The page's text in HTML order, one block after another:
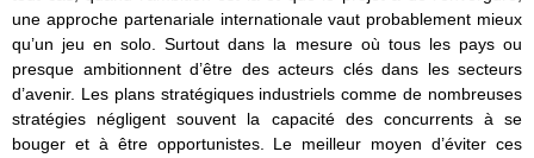
une approche partenariale internationale vaut probablement mieux
qu’un jeu en solo. Surtout dans la mesure où tous les pays ou
presque ambitionnent d’être des acteurs clés dans les secteurs
d’avenir. Les plans stratégiques industriels comme de nombreuses
stratégies négligent souvent la capacité des concurrents à se
bouger et à être opportunistes. Le meilleur moyen d’éviter ces